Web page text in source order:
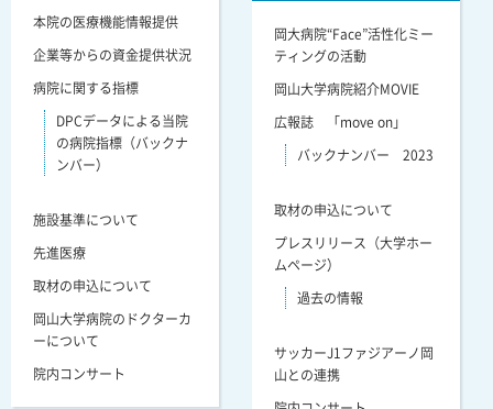
本院の医療機能情報提供
企業等からの資金提供状況
病院に関する指標
DPCデータによる当院
の病院指標（バックナ
ンバー）
施設基準について
先進医療
取材の申込について
岡山大学病院のドクターカ
ーについて
院内コンサート
岡大病院“Face”活性化ミー
ティングの活動
岡山大学病院紹介MOVIE
広報誌 「move on」
バックナンバー 2023
取材の申込について
プレスリリース（大学ホー
ムページ）
過去の情報
サッカーJ1ファジアーノ岡
山との連携